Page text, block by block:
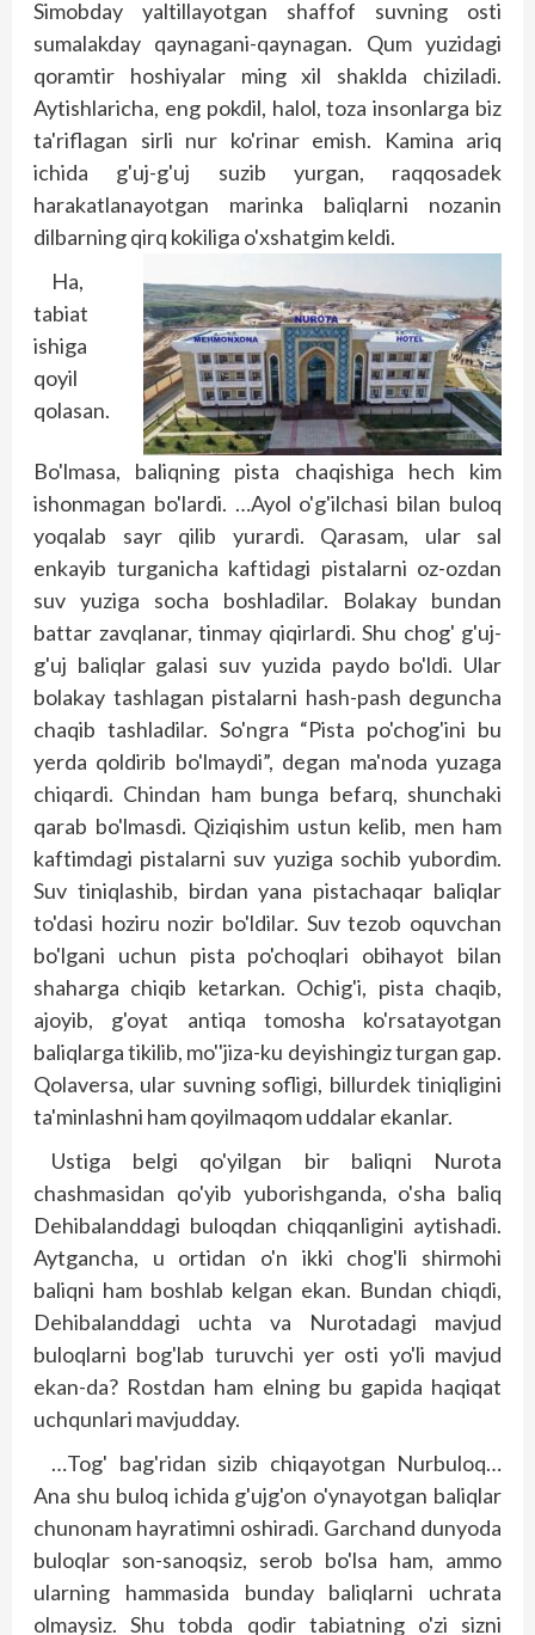
Simobday yaltillayotgan shaffof suvning osti
sumalakday qaynagani-qaynagan. Qum yuzidagi
qoramtir hoshiyalar ming xil shaklda chiziladi.
Aytishlaricha, eng pokdil, halol, toza insonlarga biz
ta'riflagan sirli nur ko'rinar emish. Kamina ariq
ichida g'uj-g'uj suzib yurgan, raqqosadek
harakatlanayotgan marinka baliqlarni nozanin
dilbarning qirq kokiliga o'xshatgim keldi.
Ha,
tabiat
ishiga
qoyil
qolasan.
Bo'lmasa, baliqning pista chaqishiga hech kim
ishonmagan bo'lardi. …Ayol o'g'ilchasi bilan buloq
yoqalab sayr qilib yurardi. Qarasam, ular sal
enkayib turganicha kaftidagi pistalarni oz-ozdan
suv yuziga socha boshladilar. Bolakay bundan
battar zavqlanar, tinmay qiqirlardi. Shu chog' g'uj-
g'uj baliqlar galasi suv yuzida paydo bo'ldi. Ular
bolakay tashlagan pistalarni hash-pash deguncha
chaqib tashladilar. So'ngra “Pista po'chog'ini bu
yerda qoldirib bo'lmaydi”, degan ma'noda yuzaga
chiqardi. Chindan ham bunga befarq, shunchaki
qarab bo'lmasdi. Qiziqishim ustun kelib, men ham
kaftimdagi pis­talarni suv yuziga sochib yubordim.
Suv tiniqlashib, birdan yana pistachaqar baliqlar
to'dasi hoziru nozir bo'ldilar. Suv tezob oquvchan
bo'lgani uchun pista po'choqlari obihayot bilan
shaharga chiqib ketarkan. Ochig'i, pis­ta chaqib,
ajoyib, g'oyat antiqa tomosha ko'rsatayotgan
baliqlarga tikilib, mo''jiza-ku deyishingiz turgan gap.
Qolaversa, ular suvning sofligi, billurdek tiniqligini
ta'minlashni ham qoyilmaqom uddalar ekanlar.
Ustiga belgi qo'yilgan bir baliqni Nurota
chashmasidan qo'yib yuborishganda, o'sha baliq
Dehibalanddagi buloqdan chiqqanligini aytishadi.
Aytgancha, u ortidan o'n ikki chog'li shirmohi
baliqni ham boshlab kelgan ekan. Bundan chiqdi,
Dehibalanddagi uchta va Nurotadagi mavjud
buloqlarni bog'lab turuvchi yer osti yo'li mavjud
ekan-da? Rostdan ham elning bu gapida haqiqat
uchqunlari mavjudday.
…Tog' bag'ridan sizib chiqayotgan Nurbuloq…
Ana shu buloq ichida g'ujg'on o'ynayotgan baliqlar
chunonam hayratimni oshiradi. Garchand dunyo­­da
buloqlar son-sanoqsiz, serob bo'lsa ham, ammo
ularning hammasida bunday baliqlarni uchrata
olmaysiz. Shu tobda qodir tabiatning o'zi sizni